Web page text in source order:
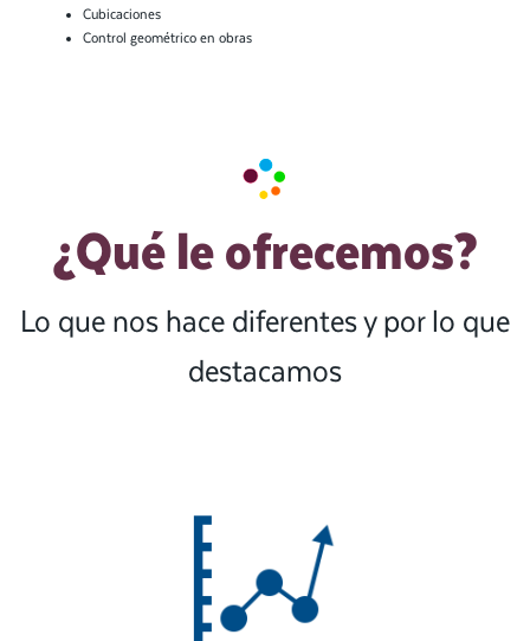
Cubicaciones
Control geométrico en obras
¿Qué le ofrecemos?
Lo que nos hace diferentes y por lo que
destacamos